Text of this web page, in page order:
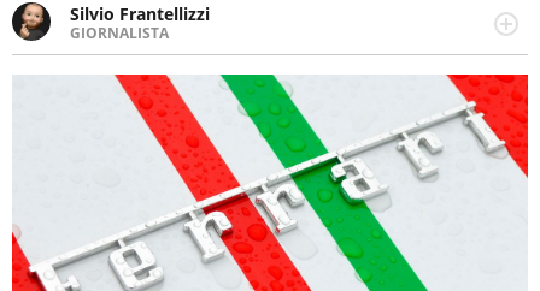
Silvio Frantellizzi
GIORNALISTA
Giornalista pubblicista. Da oltre dieci anni si occupa di
informazione sul web, scrivendo di sport, attualità,
cronaca, motori, spettacolo e videogame.